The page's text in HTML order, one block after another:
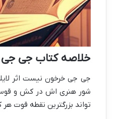
خلاصه کتاب جی جی
جی جی خرخون نیست اثر
شور هنری اش در کش و قوس
تواند بزرگترین نقطه قوت